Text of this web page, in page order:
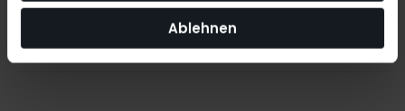
Ablehnen